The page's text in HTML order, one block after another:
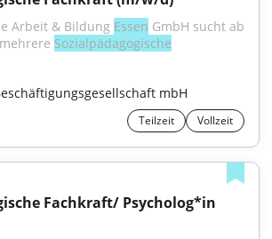
Arbeit & Bildung Essen GmbH sucht ab
Sozialpädagogische
mbH
Teilzeit Vollzeit
Fachkraft/ Psycholog*in